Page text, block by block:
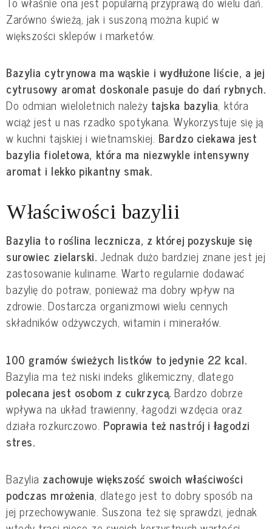
Zarówno świeżą, jak i suszoną można kupić w
większości sklepów i marketów.
Bazylia cytrynowa ma wąskie i wydłużone liście, a jej
Do odmian wieloletnich należy tajska bazylia, która
wciąż jest u nas rzadko spotykana. Wykorzystuje się ją
w kuchni tajskiej i wietnamskiej. Bardzo ciekawa jest
bazylia fioletowa, która ma niezwykle intensywny
aromat i lekko pikantny smak.
Właściwości bazylii
Bazylia to roślina lecznicza, z której pozyskuje się
surowiec zielarski. Jednak dużo bardziej znane jest jej
zastosowanie kulinarne. Warto regularnie dodawać
bazylię do potraw, ponieważ ma dobry wpływ na
zdrowie. Dostarcza organizmowi wielu cennych
składników odżywczych, witamin i minerałów.
100 gramów świeżych listków to jedynie 22 kcal.
Bazylia ma też niski indeks glikemiczny, dlatego
polecana jest osobom z cukrzycą. Bardzo dobrze
wpływa na układ trawienny, łagodzi wzdęcia oraz
działa rozkurczowo. Poprawia też nastrój i łagodzi
stres.
Bazylia zachowuje większość swoich właściwości
podczas mrożenia, dlatego jest to dobry sposób na
jej przechowywanie. Suszona też się sprawdzi, jednak